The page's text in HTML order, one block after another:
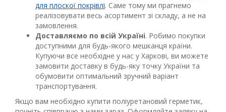
для плоскої покрівлі. Саме тому ми прагнемо
реалізовувати весь асортимент зі складу, а не на
замовлення.
Доставляємо по всій Україні. Робимо покупки
доступними для будь-якого мешканця країни.
Купуючи все необхідне у нас у Харкові, ви можете
замовити доставку в будь-яку точку України та
обумовити оптимальний зручний варіант
транспортування.
Якщо вам необхідно купити поліуретановий герметик,